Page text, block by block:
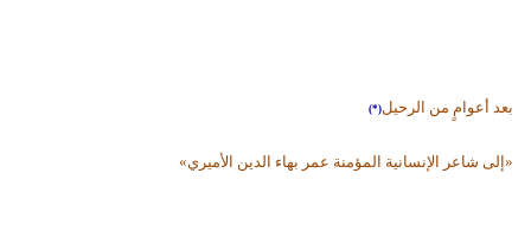
بعد أعوامٍ من الرحيل(*)
«إلى شاعر الإنسانية المؤمنة عمر بهاء الدين الأميري»